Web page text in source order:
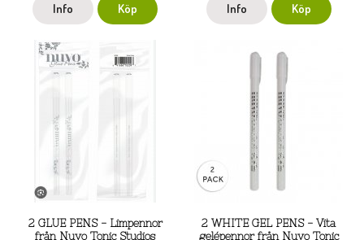
Info Köp Info Köp
2 GLUE PENS - Limpennor
från Nuvo Tonic Studios
2 WHITE GEL PENS - Vita
gelépennor från Nuvo Tonic